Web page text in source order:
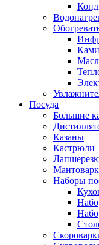
Посуда
Большие
Казаны
Кастрюли
Наборы